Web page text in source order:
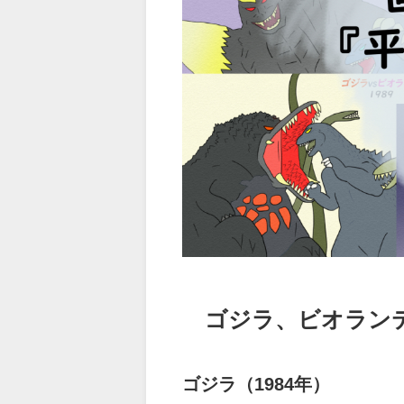
ゴジラ、ビオラン
ゴジラ（1984年）